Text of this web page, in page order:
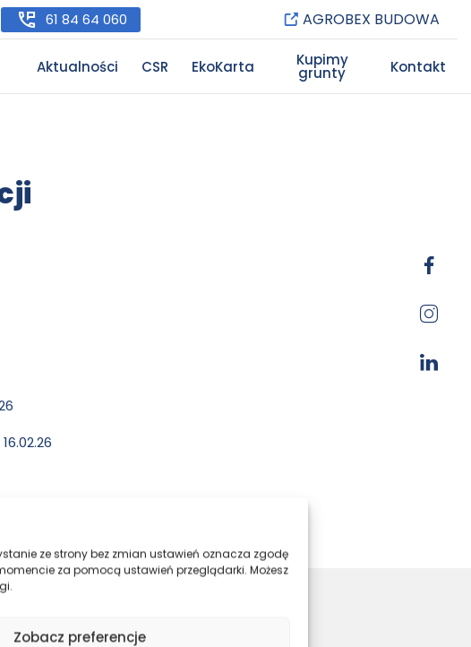
ze strony bez zmian ustawień oznacza zgodę
za pomocą ustawień przeglądarki. Możesz
Zobacz preferencje
61 84 64 060 AGROBEX BUDOWA
Aktualności CSR EkoKarta Kupimy
grunty Kontakt